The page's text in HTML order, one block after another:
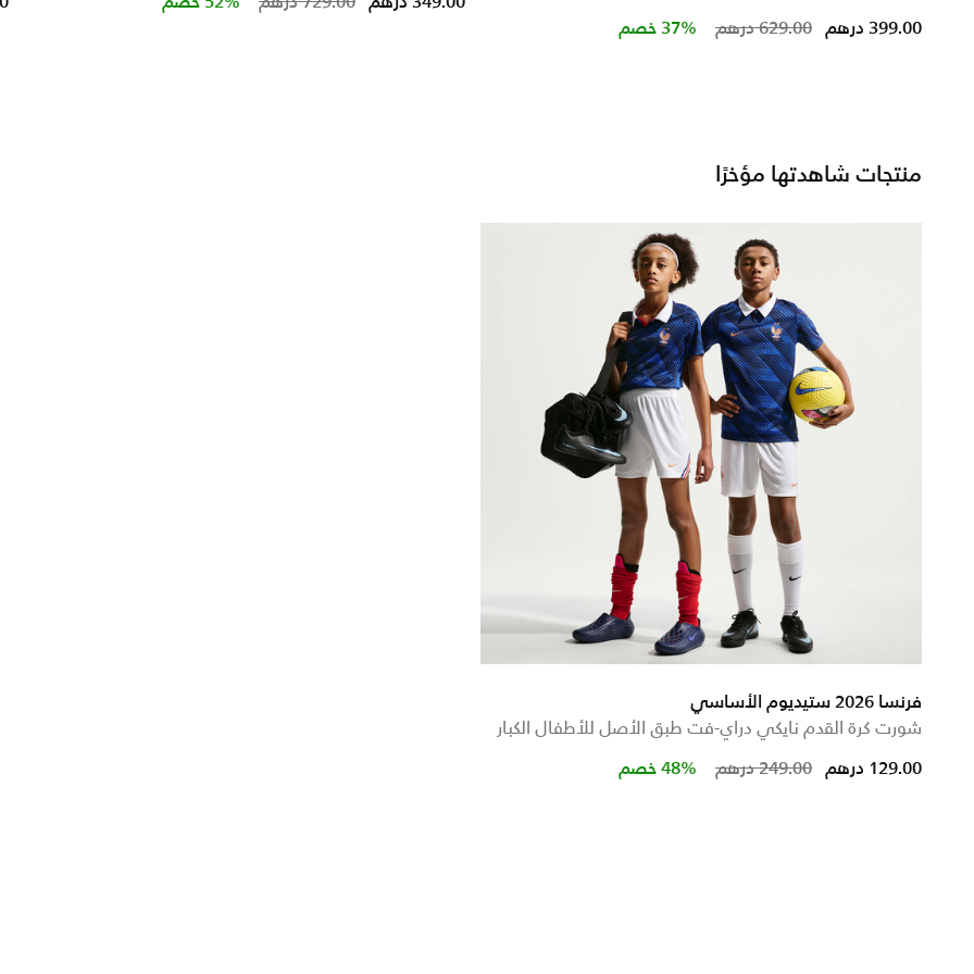
Price reduced from 629.00 درهم to 399.00 درهم 37% خصم
منتجات شاهدتها مؤخرًا
فرنسا 2026 ستيديوم الأساسي
شورت كرة القدم نايكي دراي-فت طبق الأصل للأطفال الكبار
Price reduced from
249.00 درهم to 129.00 درهم 48% خصم